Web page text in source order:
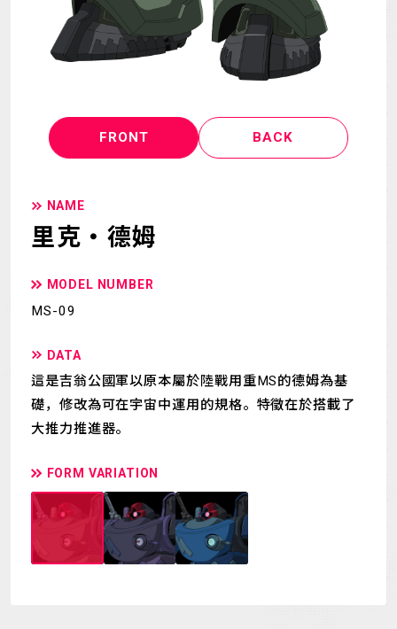
FRONT BACK
NAME
里克・德姆
MODEL NUMBER
MS-09
DATA
這是吉翁公國軍以原本屬於陸戰用重MS的德姆為基
礎，修改為可在宇宙中運用的規格。特徵在於搭載了
大推力推進器。
FORM VARIATION